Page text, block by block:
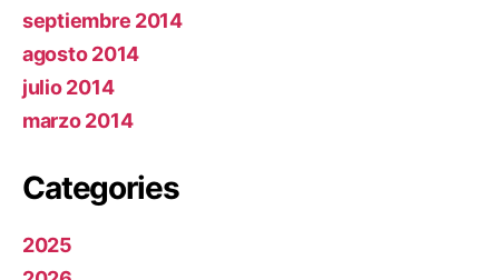
septiembre 2014
agosto 2014
julio 2014
marzo 2014
Categories
2025